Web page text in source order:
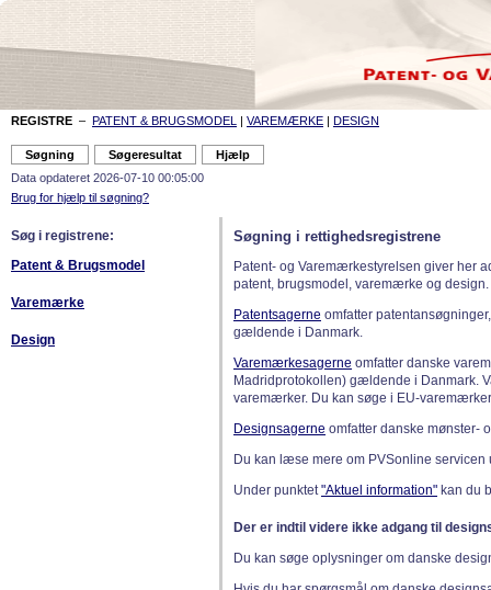
REGISTRE – PATENT & BRUGSMODEL | VAREMÆRKE | DESIGN
Data opdateret 2026-07-10 00:05:00
Brug for hjælp til søgning?
Søg i registrene:
Patent & Brugsmodel
Varemærke
Design
Søgning i rettighedsregistrene
Patent- og Varemærkestyrelsen giver her
patent, brugsmodel, varemærke og design.
Patentsagerne omfatter
gældende i Danmark.
Varemærkesagerne omfatter danske
Madridprotokollen) gældende i Danmark.
varemærker. Du kan søge i EU-
Designsagerne omfatter danske mønster-
Du kan læse mere om PVSonline
Under punktet"Aktuel information" kan du
Der er indtil videre ikke adgang til
Du kan søge oplysninger om danske